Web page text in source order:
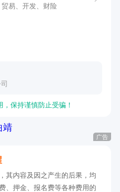
贸易、开发、财险
保持谨慎防止受骗！
广告
其内容及因之产生的后果，均
、押金、报名费等各种费用的